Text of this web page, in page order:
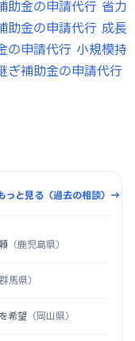
助金の申請代行 省力
助金の申請代行 成長
の申請代行 小規模持
ぎ補助金の申請代行
っと見る（過去の相談）→
（鹿児島県）
群馬県）
希望 （岡山県）